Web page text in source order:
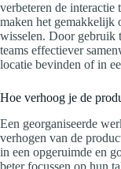
verbeteren de interactie
maken het gemakkelijk
wisselen. Door gebruik
teams effectiever
locatie bevinden of in
Hoe verhoog je de
Een georganiseerde
verhogen van de
in een opgeruimde en
beter focussen op hun